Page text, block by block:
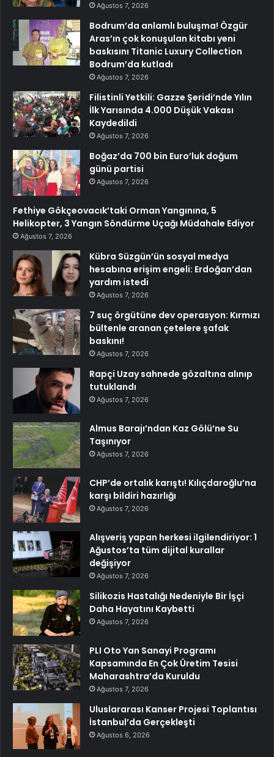
Ağustos 7, 2026
Bodrum’da anlamlı buluşma! Özgür
Aras’ın çok konuşulan kitabı yeni
baskısını Titanic Luxury Collection
Bodrum’da kutladı
Ağustos 7, 2026
Filistinli Yetkili: Gazze Şeridi’nde Yılın
İlk Yarısında 4.000 Düşük Vakası
Kaydedildi
Ağustos 7, 2026
Boğaz’da 700 bin Euro’luk doğum
günü partisi
Ağustos 7, 2026
Fethiye Gökçeovacık’taki Orman Yangınına, 5
Helikopter, 3 Yangın Söndürme Uçağı Müdahale Ediyor
Ağustos 7, 2026
Kübra Süzgün’ün sosyal medya
hesabına erişim engeli: Erdoğan’dan
yardım istedi
Ağustos 7, 2026
7 suç örgütüne dev operasyon: Kırmızı
bültenle aranan çetelere şafak
baskını!
Ağustos 7, 2026
Rapçi Uzay sahnede gözaltına alınıp
tutuklandı
Ağustos 7, 2026
Almus Barajı’ndan Kaz Gölü’ne Su
Taşınıyor
Ağustos 7, 2026
CHP’de ortalık karıştı! Kılıçdaroğlu’na
karşı bildiri hazırlığı
Ağustos 7, 2026
Alışveriş yapan herkesi ilgilendiriyor: 1
Ağustos’ta tüm dijital kurallar
değişiyor
Ağustos 7, 2026
Silikozis Hastalığı Nedeniyle Bir İşçi
Daha Hayatını Kaybetti
Ağustos 7, 2026
PLI Oto Yan Sanayi Programı
Kapsamında En Çok Üretim Tesisi
Maharashtra’da Kuruldu
Ağustos 7, 2026
Uluslararası Kanser Projesi Toplantısı
İstanbul’da Gerçekleşti
Ağustos 6, 2026